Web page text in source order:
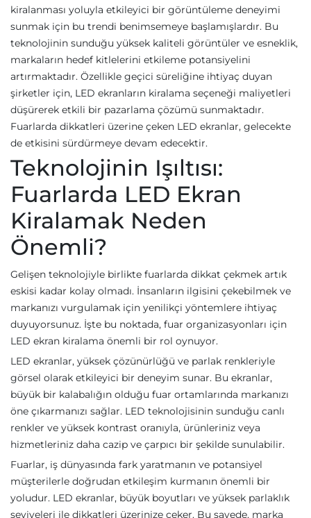
kiralanması yoluyla etkileyici bir görüntüleme deneyimi
sunmak için bu trendi benimsemeye başlamışlardır. Bu
teknolojinin sunduğu yüksek kaliteli görüntüler ve esneklik,
markaların hedef kitlelerini etkileme potansiyelini
artırmaktadır. Özellikle geçici süreliğine ihtiyaç duyan
şirketler için, LED ekranların kiralama seçeneği maliyetleri
düşürerek etkili bir pazarlama çözümü sunmaktadır.
Fuarlarda dikkatleri üzerine çeken LED ekranlar, gelecekte
de etkisini sürdürmeye devam edecektir.
Teknolojinin Işıltısı:
Fuarlarda LED Ekran
Kiralamak Neden
Önemli?
Gelişen teknolojiyle birlikte fuarlarda dikkat çekmek artık
eskisi kadar kolay olmadı. İnsanların ilgisini çekebilmek ve
markanızı vurgulamak için yenilikçi yöntemlere ihtiyaç
duyuyorsunuz. İşte bu noktada, fuar organizasyonları için
LED ekran kiralama önemli bir rol oynuyor.
LED ekranlar, yüksek çözünürlüğü ve parlak renkleriyle
görsel olarak etkileyici bir deneyim sunar. Bu ekranlar,
büyük bir kalabalığın olduğu fuar ortamlarında markanızı
öne çıkarmanızı sağlar. LED teknolojisinin sunduğu canlı
renkler ve yüksek kontrast oranıyla, ürünleriniz veya
hizmetleriniz daha cazip ve çarpıcı bir şekilde sunulabilir.
Fuarlar, iş dünyasında fark yaratmanın ve potansiyel
müşterilerle doğrudan etkileşim kurmanın önemli bir
yoludur. LED ekranlar, büyük boyutları ve yüksek parlaklık
seviyeleri ile dikkatleri üzerinize çeker. Bu sayede, marka